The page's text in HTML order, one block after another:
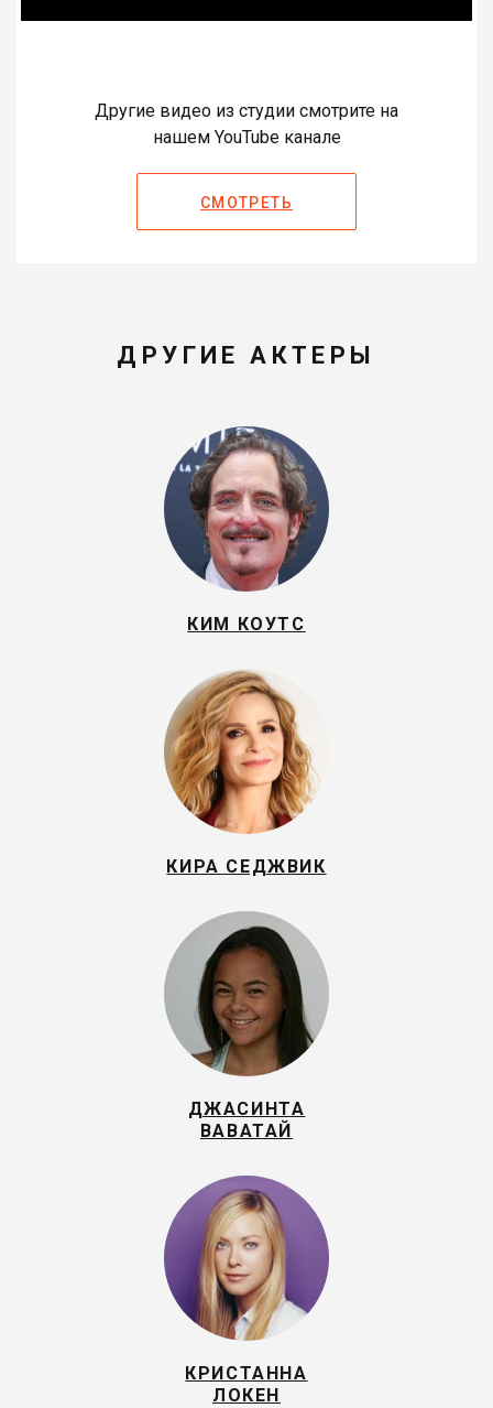
Другие видео из студии смотрите на
нашем YouTube канале
СМОТРЕТЬ
ДРУГИЕ АКТЕРЫ
КИМ КОУТС
КИРА СЕДЖВИК
ДЖАСИНТА
ВАВАТАЙ
КРИСТАННА
ЛОКЕН